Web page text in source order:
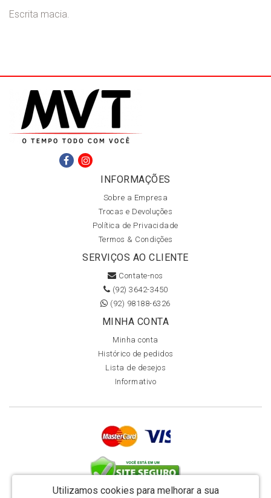
Escrita macia.
INFORMAÇÕES
Sobre a Empresa
Trocas e Devoluções
Política de Privacidade
Termos & Condições
SERVIÇOS AO CLIENTE
Contate-nos
(92) 3642-3450
(92) 98188-6326
MINHA CONTA
Minha conta
Histórico de pedidos
Lista de desejos
Informativo
Utilizamos cookies para melhorar a sua